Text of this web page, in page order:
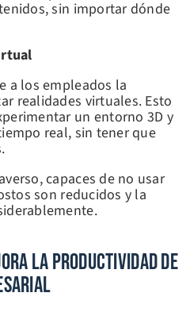
sin importar dónde
a los empleados la
realidades virtuales. Esto
un entorno 3D y
real, sin tener que
capaces de no usar
son reducidos y la
La Productividad De